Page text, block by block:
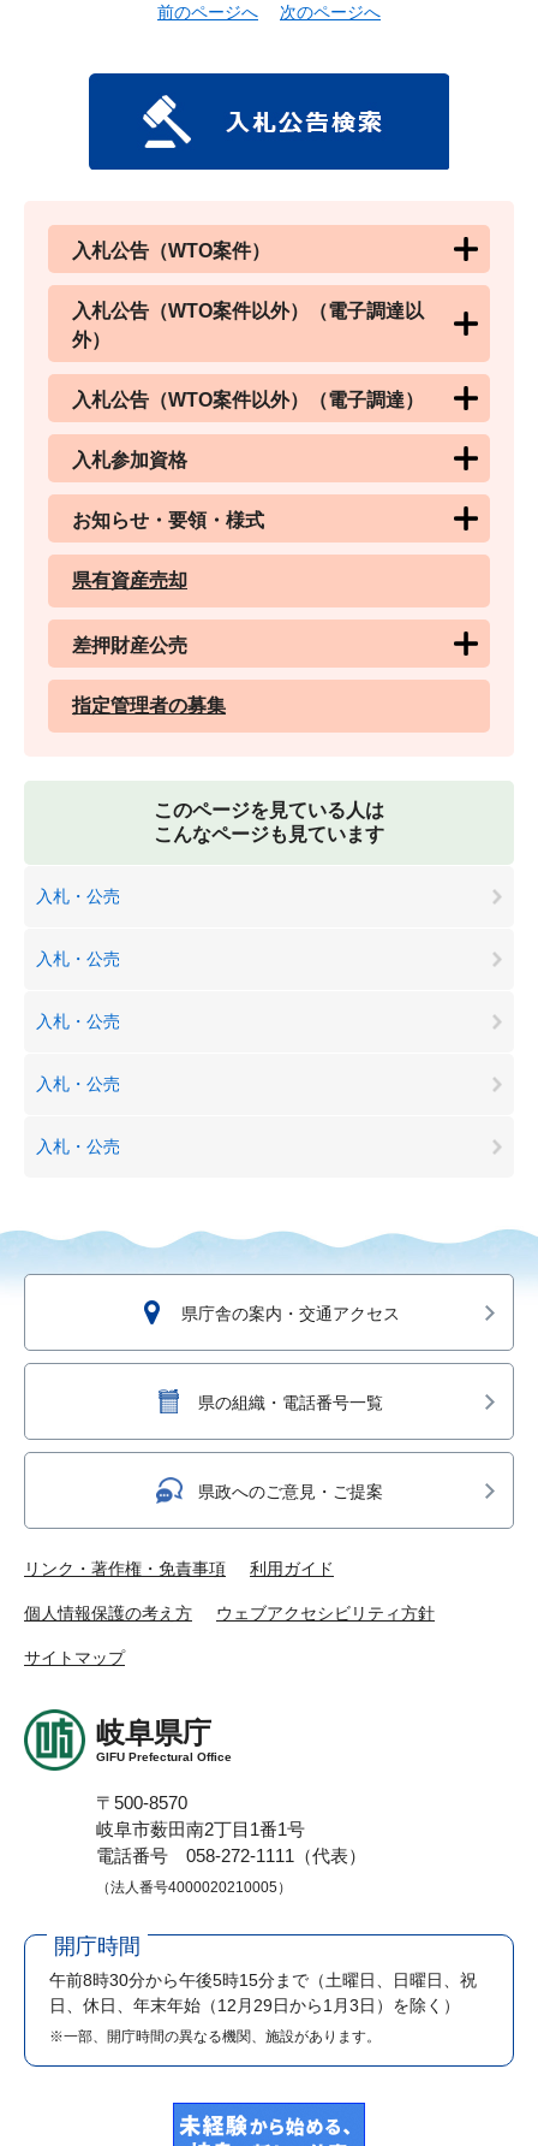
前のページへ 次のページへ
入札公告（WTO案件）
入札公告（WTO案件以外）（電子調達以
外）
入札公告（WTO案件以外）（電子調達）
入札参加資格
お知らせ・要領・様式
県有資産売却
差押財産公売
指定管理者の募集
このページを見ている人は
こんなページも見ています
入札・公売
入札・公売
入札・公売
入札・公売
入札・公売
県庁舎の案内・交通アクセス
県の組織・電話番号一覧
県政へのご意見・ご提案
リンク・著作権・免責事項 利用ガイド
個人情報保護の考え方 ウェブアクセシビリティ方針
サイトマップ
岐阜県庁
GIFU Prefectural Office
〒500-8570
岐阜市薮田南2丁目1番1号
電話番号 058-272-1111（代表）
（法人番号4000020210005）
開庁時間
午前8時30分から午後5時15分まで （土曜日、日曜日、祝
日、休日、年末年始（12月29日から1月3日）を除く）
※一部、開庁時間の異なる機関、施設があります。